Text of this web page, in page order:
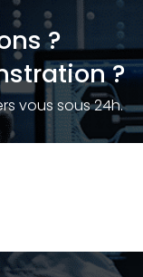
?
?
vous sous 24h.